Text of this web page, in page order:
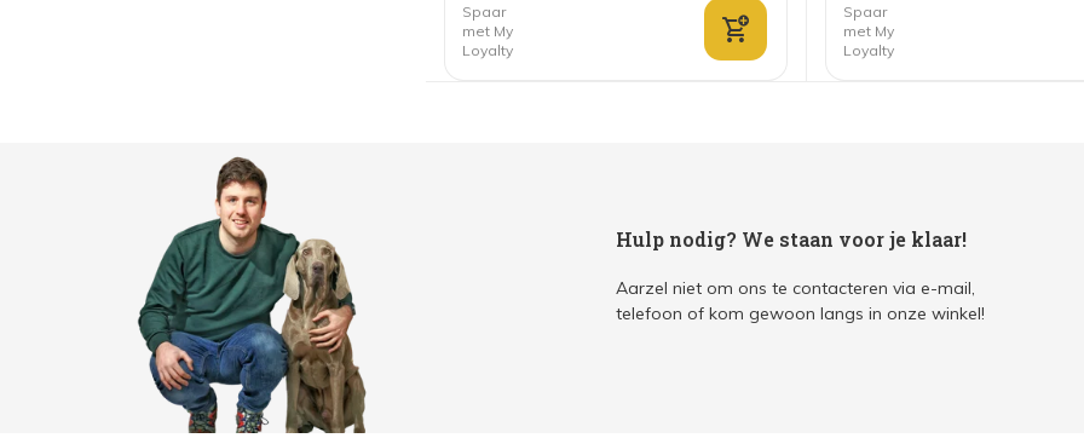
Spaar
met My
Loyalty
Spaar
met My
Loyalty
Hulp nodig? We staan voor je klaar!
Aarzel niet om ons te contacteren via e-mail,
telefoon of kom gewoon langs in onze winkel!